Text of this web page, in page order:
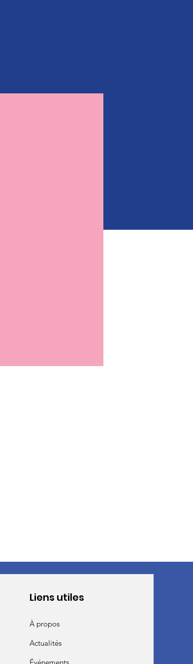
Liens utiles
À propos
Actualités